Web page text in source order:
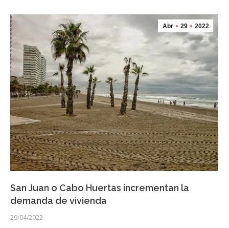
Abr 29 2022
San Juan o Cabo Huertas incrementan la
demanda de vivienda
29/04/2022